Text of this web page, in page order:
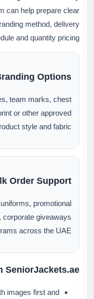
can help prepare clear
method, delivery
and quantity pricing.
Options
team marks, chest
or other approved
style and fabric.
Order Support
promotional
giveaways
across the UAE.
images first and